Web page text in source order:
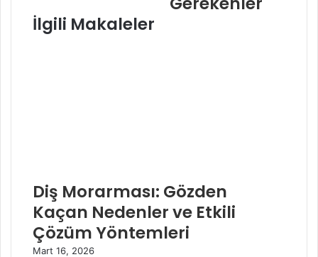
İlgili Makaleler
Diş Morarması: Gözden
Kaçan Nedenler ve Etkili
Çözüm Yöntemleri
Mart 16, 2026